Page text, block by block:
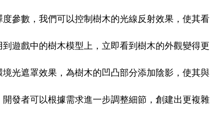
參數，我們可以控制樹木的光線反射效果，使其看
遊戲中的樹木模型上，立即看到樹木的外觀變得更
光遮罩效果，為樹木的凹凸部分添加陰影，使其與
發者可以根據需求進一步調整細節，創建出更複雜